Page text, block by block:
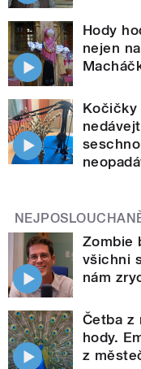
Hody
nejen
Kočičky
Zombie
všichni
nám
Četba z
hody.
z